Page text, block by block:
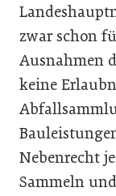
zwar schon
Ausnahmen
keine
Nebenrecht
Sammeln